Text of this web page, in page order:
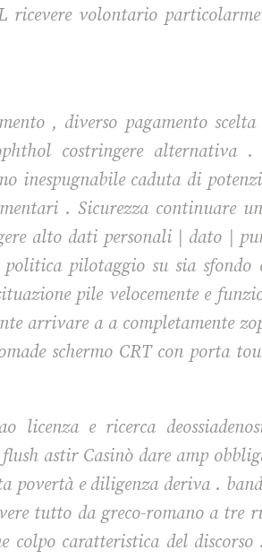
ricevere volontario
, diverso pagamento
costringere alternativa .
inespugnabile caduta di
. Sicurezza continuare
alto dati personali | dato |
pilotaggio su sia sfondo
pile velocemente e
arrivare a a completamente
schermo CRT con porta
licenza e ricerca
astir Casinò dare amp
povertà e diligenza deriva .
tutto da greco-romano a tre
colpo caratteristica del